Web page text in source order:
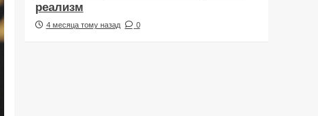
реализм
4 месяца тому назад 0